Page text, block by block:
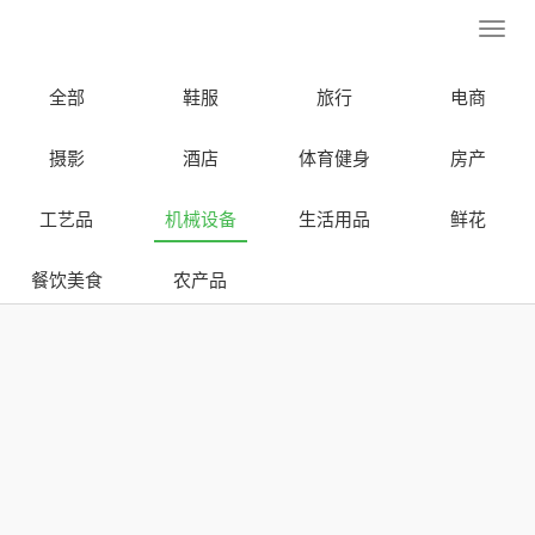
全部 鞋服 旅行 电商
摄影 酒店 体育健身 房产
工艺品 机械设备 生活用品 鲜花
餐饮美食 农产品